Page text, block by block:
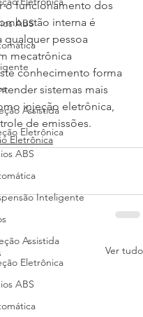
ABS
Assistida
Eletrônica
ABS
Inteligente
Assistida
Eletrônica
ABS
o funcionamento dos
interna é
qualquer pessoa
mecatrônica
conhecimento forma
sistemas mais
injeção eletrônica,
de emissões.
Eletrônica
Ver tudo